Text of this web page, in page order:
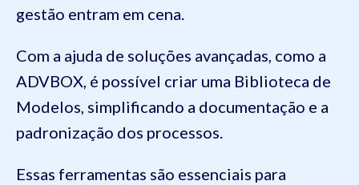
gestão entram em cena.
Com a ajuda de soluções avançadas, como a
ADVBOX, é possível criar uma Biblioteca de
Modelos, simplificando a documentação e a
padronização dos processos.
Essas ferramentas são essenciais para